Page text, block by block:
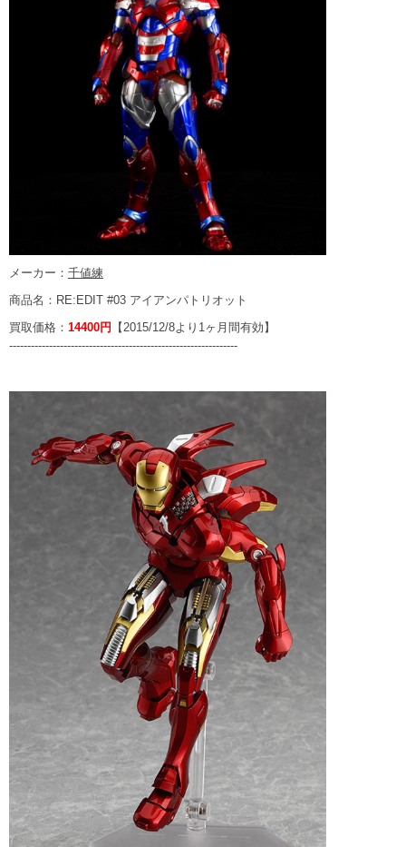
メーカー： 千値練
商品名：RE:EDIT #03 アイアンパトリオット
買取価格： 14400円 【2015/12/8より1ヶ月間有効】
---------------------------------------------------------------